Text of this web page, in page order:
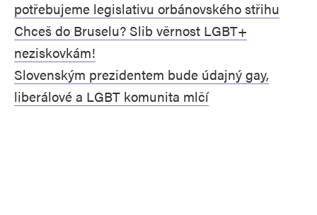
potřebujeme legislativu orbánovského střihu
Chceš do Bruselu? Slib věrnost LGBT+
neziskovkám!
Slovenským prezidentem bude údajný gay,
liberálové a LGBT komunita mlčí